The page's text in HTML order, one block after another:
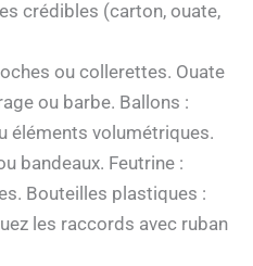
crédibles (carton, ouate,
ou collerettes. Ouate
ou barbe. Ballons :
éléments volumétriques.
bandeaux. Feutrine :
Bouteilles plastiques :
les raccords avec ruban